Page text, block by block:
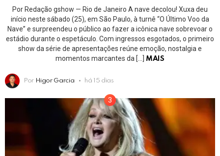
Por Redação gshow — Rio de Janeiro A nave decolou! Xuxa deu
início neste sábado (25), em São Paulo, à turnê “O Último Voo da
Nave” e surpreendeu o público ao fazer a icônica nave sobrevoar o
estádio durante o espetáculo. Com ingressos esgotados, o primeiro
show da série de apresentações reúne emoção, nostalgia e
momentos marcantes da […]
MAIS
Por Higor Garcia há 15 dias